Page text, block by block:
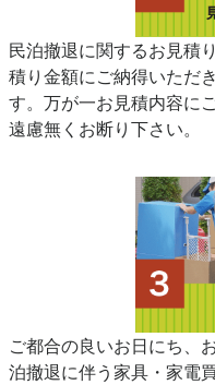
民泊撤退に関するお見積
積り金額にご納得いただ
す。万が一お見積内容に
遠慮無くお断り下さい。
ご都合の良いお日にち、
泊撤退に伴う家具・家電